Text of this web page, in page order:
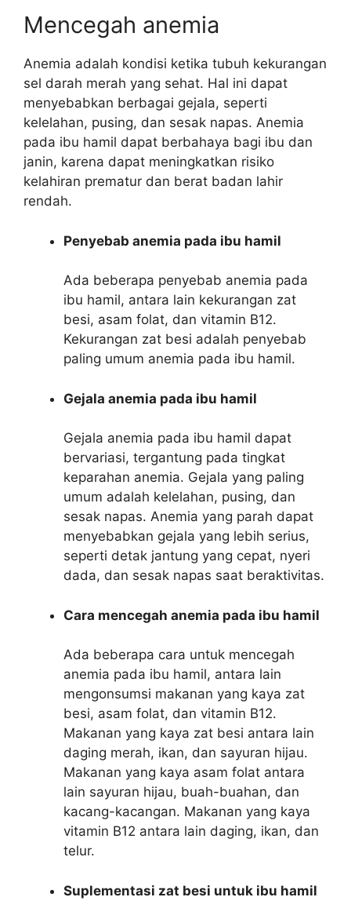
Mencegah anemia
Anemia adalah kondisi ketika tubuh kekurangan
sel darah merah yang sehat. Hal ini dapat
menyebabkan berbagai gejala, seperti
kelelahan, pusing, dan sesak napas. Anemia
pada ibu hamil dapat berbahaya bagi ibu dan
janin, karena dapat meningkatkan risiko
kelahiran prematur dan berat badan lahir
rendah.
Penyebab anemia pada ibu hamil
Ada beberapa penyebab anemia pada
ibu hamil, antara lain kekurangan zat
besi, asam folat, dan vitamin B12.
Kekurangan zat besi adalah penyebab
paling umum anemia pada ibu hamil.
Gejala anemia pada ibu hamil
Gejala anemia pada ibu hamil dapat
bervariasi, tergantung pada tingkat
keparahan anemia. Gejala yang paling
umum adalah kelelahan, pusing, dan
sesak napas. Anemia yang parah dapat
menyebabkan gejala yang lebih serius,
seperti detak jantung yang cepat, nyeri
dada, dan sesak napas saat beraktivitas.
Cara mencegah anemia pada ibu hamil
Ada beberapa cara untuk mencegah
anemia pada ibu hamil, antara lain
mengonsumsi makanan yang kaya zat
besi, asam folat, dan vitamin B12.
Makanan yang kaya zat besi antara lain
daging merah, ikan, dan sayuran hijau.
Makanan yang kaya asam folat antara
lain sayuran hijau, buah-buahan, dan
kacang-kacangan. Makanan yang kaya
vitamin B12 antara lain daging, ikan, dan
telur.
Suplementasi zat besi untuk ibu hamil